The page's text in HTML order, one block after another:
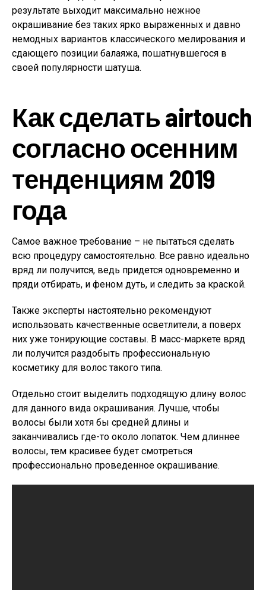
результате выходит максимально нежное
окрашивание без таких ярко выраженных и давно
немодных вариантов классического мелирования и
сдающего позиции балаяжа, пошатнувшегося в
своей популярности шатуша.
Как сделать airtouch
согласно осенним
тенденциям 2019
года
Самое важное требование – не пытаться сделать
всю процедуру самостоятельно. Все равно идеально
вряд ли получится, ведь придется одновременно и
пряди отбирать, и феном дуть, и следить за краской.
Также эксперты настоятельно рекомендуют
использовать качественные осветлители, а поверх
них уже тонирующие составы. В масс-маркете вряд
ли получится раздобыть профессиональную
косметику для волос такого типа.
Отдельно стоит выделить подходящую длину волос
для данного вида окрашивания. Лучше, чтобы
волосы были хотя бы средней длины и
заканчивались где-то около лопаток. Чем длиннее
волосы, тем красивее будет смотреться
профессионально проведенное окрашивание.